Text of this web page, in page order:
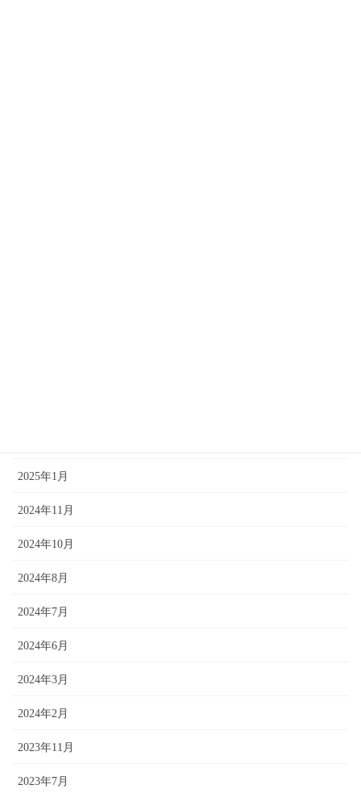
2025年1月
2024年11月
2024年10月
2024年8月
2024年7月
2024年6月
2024年3月
2024年2月
2023年11月
2023年7月